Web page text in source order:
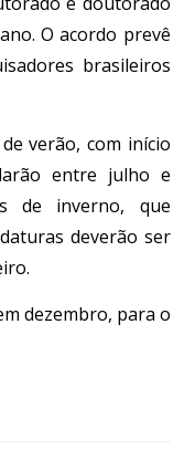
O acordo prevê
brasileiros
verão, com início
entre julho e
de inverno, que
deverão ser
dezembro, para o